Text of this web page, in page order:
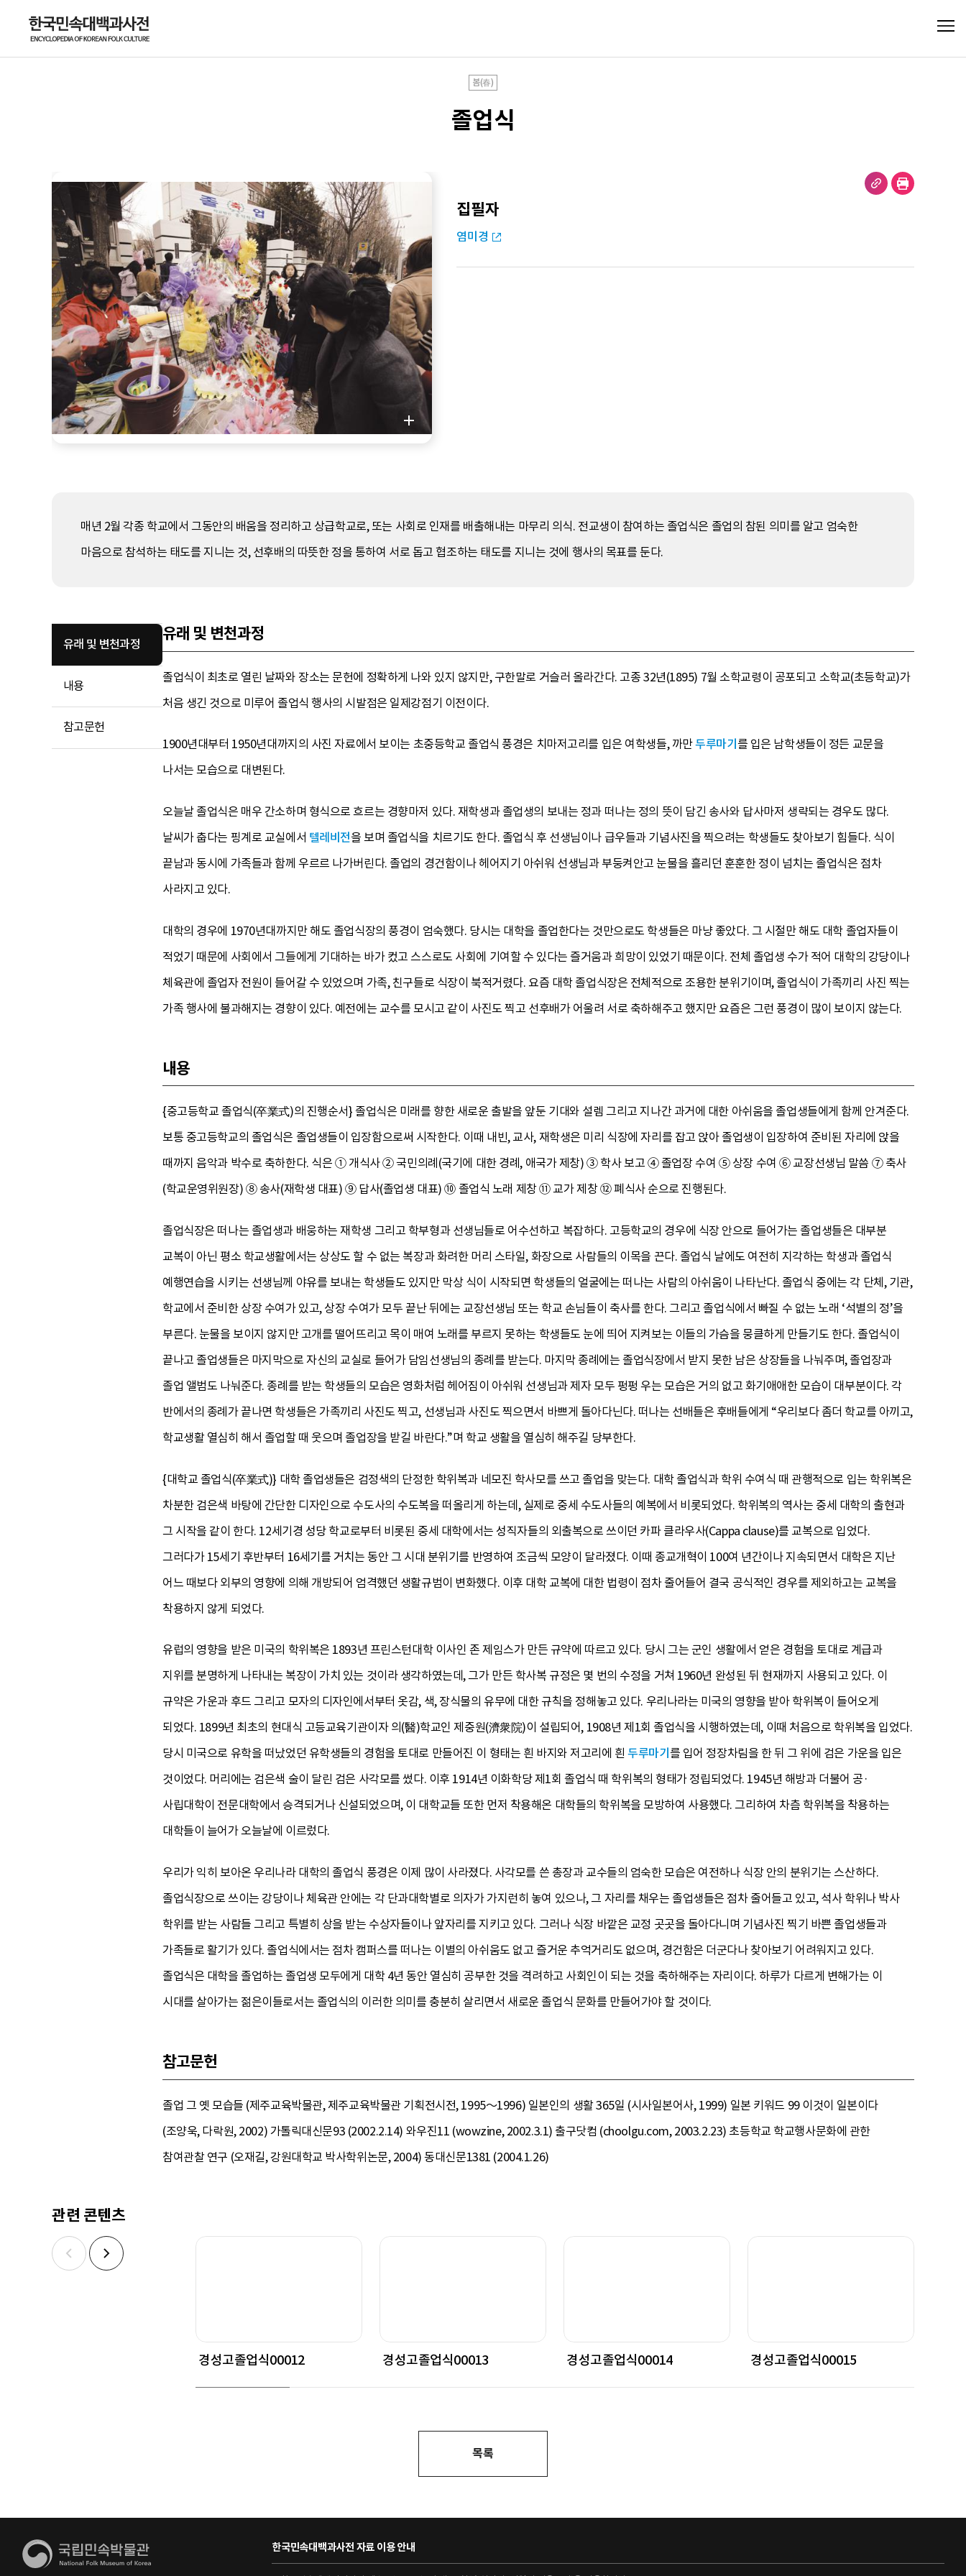
봄(春)
졸업식
집필자
염미경
매년 2월 각종 학교에서 그동안의 배움을 정리하고 상급학교로, 또는 사회로 인재를 배출해내는 마무리 의식. 전교생이 참여하는 졸업식은 졸업의 참된 의미를 알고 엄숙한
마음으로 참석하는 태도를 지니는 것, 선후배의 따뜻한 정을 통하여 서로 돕고 협조하는 태도를 지니는 것에 행사의 목표를 둔다.
유래 및 변천과정
내용
참고문헌
유래 및 변천과정
졸업식이 최초로 열린 날짜와 장소는 문헌에 정확하게 나와 있지 않지만, 구한말로 거슬러 올라간다. 고종 32년(1895) 7월 소학교령이 공포되고 소학교(초등학교)가
처음 생긴 것으로 미루어 졸업식 행사의 시발점은 일제강점기 이전이다.
1900년대부터 1950년대까지의 사진 자료에서 보이는 초중등학교 졸업식 풍경은 치마저고리를 입은 여학생들, 까만두루마기 를 입은 남학생들이 정든 교문을
나서는 모습으로 대변된다.
오늘날 졸업식은 매우 간소하며 형식으로 흐르는 경향마저 있다. 재학생과 졸업생의 보내는 정과 떠나는 정의 뜻이 담긴 송사와 답사마저 생략되는 경우도 많다.
날씨가 춥다는 핑계로 교실에서 텔레비전을 보며 졸업식을 치르기도 한다. 졸업식 후 선생님이나 급우들과 기념사진을 찍으려는 학생들도 찾아보기 힘들다. 식이
끝남과 동시에 가족들과 함께 우르르 나가버린다. 졸업의 경건함이나 헤어지기 아쉬워 선생님과 부둥켜안고 눈물을 흘리던 훈훈한 정이 넘치는 졸업식은 점차
사라지고 있다.
대학의 경우에 1970년대까지만 해도 졸업식장의 풍경이 엄숙했다. 당시는 대학을 졸업한다는 것만으로도 학생들은 마냥 좋았다. 그 시절만 해도 대학 졸업자들이
적었기 때문에 사회에서 그들에게 기대하는 바가 컸고 스스로도 사회에 기여할 수 있다는 즐거움과 희망이 있었기 때문이다. 전체 졸업생 수가 적어 대학의 강당이나
체육관에 졸업자 전원이 들어갈 수 있었으며 가족, 친구들로 식장이 북적거렸다. 요즘 대학 졸업식장은 전체적으로 조용한 분위기이며, 졸업식이 가족끼리 사진 찍는
가족 행사에 불과해지는 경향이 있다. 예전에는 교수를 모시고 같이 사진도 찍고 선후배가 어울려 서로 축하해주고 했지만 요즘은 그런 풍경이 많이 보이지 않는다.
내용
{중고등학교 졸업식(卒業式)의 진행순서} 졸업식은 미래를 향한 새로운 출발을 앞둔 기대와 설렘 그리고 지나간 과거에 대한 아쉬움을 졸업생들에게 함께 안겨준다.
보통 중고등학교의 졸업식은 졸업생들이 입장함으로써 시작한다. 이때 내빈, 교사, 재학생은 미리 식장에 자리를 잡고 앉아 졸업생이 입장하여 준비된 자리에 앉을
때까지 음악과 박수로 축하한다. 식은 ① 개식사 ② 국민의례(국기에 대한 경례, 애국가 제창) ③ 학사 보고 ④ 졸업장 수여 ⑤ 상장 수여 ⑥ 교장선생님 말씀 ⑦ 축사
(학교운영위원장) ⑧ 송사(재학생 대표) ⑨ 답사(졸업생 대표) ⑩ 졸업식 노래 제창 ⑪ 교가 제창 ⑫ 폐식사 순으로 진행된다.
졸업식장은 떠나는 졸업생과 배웅하는 재학생 그리고 학부형과 선생님들로 어수선하고 복잡하다. 고등학교의 경우에 식장 안으로 들어가는 졸업생들은 대부분
교복이 아닌 평소 학교생활에서는 상상도 할 수 없는 복장과 화려한 머리 스타일, 화장으로 사람들의 이목을 끈다. 졸업식 날에도 여전히 지각하는 학생과 졸업식
예행연습을 시키는 선생님께 야유를 보내는 학생들도 있지만 막상 식이 시작되면 학생들의 얼굴에는 떠나는 사람의 아쉬움이 나타난다. 졸업식 중에는 각 단체, 기관,
학교에서 준비한 상장 수여가 있고, 상장 수여가 모두 끝난 뒤에는 교장선생님 또는 학교 손님들이 축사를 한다. 그리고 졸업식에서 빠질 수 없는 노래 ‘석별의 정’을
부른다. 눈물을 보이지 않지만 고개를 떨어뜨리고 목이 매여 노래를 부르지 못하는 학생들도 눈에 띄어 지켜보는 이들의 가슴을 뭉클하게 만들기도 한다. 졸업식이
끝나고 졸업생들은 마지막으로 자신의 교실로 들어가 담임선생님의 종례를 받는다. 마지막 종례에는 졸업식장에서 받지 못한 남은 상장들을 나눠주며, 졸업장과
졸업 앨범도 나눠준다. 종례를 받는 학생들의 모습은 영화처럼 헤어짐이 아쉬워 선생님과 제자 모두 펑펑 우는 모습은 거의 없고 화기애애한 모습이 대부분이다. 각
반에서의 종례가 끝나면 학생들은 가족끼리 사진도 찍고, 선생님과 사진도 찍으면서 바쁘게 돌아다닌다. 떠나는 선배들은 후배들에게 “우리보다 좀더 학교를 아끼고,
학교생활 열심히 해서 졸업할 때 웃으며 졸업장을 받길 바란다.”며 학교 생활을 열심히 해주길 당부한다.
{대학교 졸업식(卒業式)} 대학 졸업생들은 검정색의 단정한 학위복과 네모진 학사모를 쓰고 졸업을 맞는다. 대학 졸업식과 학위 수여식 때 관행적으로 입는 학위복은
차분한 검은색 바탕에 간단한 디자인으로 수도사의 수도복을 떠올리게 하는데, 실제로 중세 수도사들의 예복에서 비롯되었다. 학위복의 역사는 중세 대학의 출현과
그 시작을 같이 한다. 12세기경 성당 학교로부터 비롯된 중세 대학에서는 성직자들의 외출복으로 쓰이던 카파 클라우사(Cappa clause)를 교복으로 입었다.
그러다가 15세기 후반부터 16세기를 거치는 동안 그 시대 분위기를 반영하여 조금씩 모양이 달라졌다. 이때 종교개혁이 100여 년간이나 지속되면서 대학은 지난
어느 때보다 외부의 영향에 의해 개방되어 엄격했던 생활규범이 변화했다. 이후 대학 교복에 대한 법령이 점차 줄어들어 결국 공식적인 경우를 제외하고는 교복을
착용하지 않게 되었다.
유럽의 영향을 받은 미국의 학위복은 1893년 프린스턴대학 이사인 존 제임스가 만든 규약에 따르고 있다. 당시 그는 군인 생활에서 얻은 경험을 토대로 계급과
지위를 분명하게 나타내는 복장이 가치 있는 것이라 생각하였는데, 그가 만든 학사복 규정은 몇 번의 수정을 거쳐 1960년 완성된 뒤 현재까지 사용되고 있다. 이
규약은 가운과 후드 그리고 모자의 디자인에서부터 옷감, 색, 장식물의 유무에 대한 규칙을 정해놓고 있다. 우리나라는 미국의 영향을 받아 학위복이 들어오게
되었다. 1899년 최초의 현대식 고등교육기관이자 의(醫)학교인 제중원(濟衆院)이 설립되어, 1908년 제1회 졸업식을 시행하였는데, 이때 처음으로 학위복을 입었다.
당시 미국으로 유학을 떠났었던 유학생들의 경험을 토대로 만들어진 이 형태는 흰 바지와 저고리에 흰두루마기 를 입어 정장차림을 한 뒤 그 위에 검은 가운을 입은
것이었다. 머리에는 검은색 술이 달린 검은 사각모를 썼다. 이후 1914년 이화학당 제1회 졸업식 때 학위복의 형태가 정립되었다. 1945년 해방과 더불어 공·
사립대학이 전문대학에서 승격되거나 신설되었으며, 이 대학교들 또한 먼저 착용해온 대학들의 학위복을 모방하여 사용했다. 그리하여 차츰 학위복을 착용하는
대학들이 늘어가 오늘날에 이르렀다.
우리가 익히 보아온 우리나라 대학의 졸업식 풍경은 이제 많이 사라졌다. 사각모를 쓴 총장과 교수들의 엄숙한 모습은 여전하나 식장 안의 분위기는 스산하다.
졸업식장으로 쓰이는 강당이나 체육관 안에는 각 단과대학별로 의자가 가지런히 놓여 있으나, 그 자리를 채우는 졸업생들은 점차 줄어들고 있고, 석사 학위나 박사
학위를 받는 사람들 그리고 특별히 상을 받는 수상자들이나 앞자리를 지키고 있다. 그러나 식장 바깥은 교정 곳곳을 돌아다니며 기념사진 찍기 바쁜 졸업생들과
가족들로 활기가 있다. 졸업식에서는 점차 캠퍼스를 떠나는 이별의 아쉬움도 없고 즐거운 추억거리도 없으며, 경건함은 더군다나 찾아보기 어려워지고 있다.
졸업식은 대학을 졸업하는 졸업생 모두에게 대학 4년 동안 열심히 공부한 것을 격려하고 사회인이 되는 것을 축하해주는 자리이다. 하루가 다르게 변해가는 이
시대를 살아가는 젊은이들로서는 졸업식의 이러한 의미를 충분히 살리면서 새로운 졸업식 문화를 만들어가야 할 것이다.
참고문헌
졸업 그 옛 모습들 (제주교육박물관, 제주교육박물관 기획전시전, 1995～1996) 일본인의 생활 365일 (시사일본어사, 1999) 일본 키워드 99 이것이 일본이다
(조양욱, 다락원, 2002) 가톨릭대신문93 (2002.2.14) 와우진11 (wowzine, 2002.3.1) 출구닷컴 (choolgu.com, 2003.2.23) 초등학교 학교행사문화에 관한
참여관찰 연구 (오재길, 강원대학교 박사학위논문, 2004) 동대신문1381 (2004.1.26)
관련 콘텐츠
경성고졸업식00012 경성고졸업식00013 경성고졸업식00014 경성고졸업식00015
목록
한국민속대백과사전 자료 이용 안내